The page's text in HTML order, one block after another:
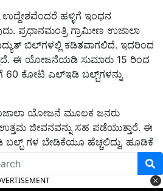
ಉದ್ದೇಶವೆಂದರೆ ಹಳ್ಳಿಗೆ ಇಂಧನ
ಪ್ರಧಾನಮಂತ್ರಿ ಗ್ರಾಮೀಣ ಉಜಾಲಾ
ಬಿಲ್‌ಗಳಲ್ಲಿ ಕಡಿತವಾಗಲಿದೆ. ಇದರಿಂದ
ಈ ಯೋಜನೆಯಡಿ ಸುಮಾರು 15 ರಿಂದ
60 ಕೋಟಿ ಎಲ್‌ಇಡಿ ಬಲ್ಬ್‌ಗಳನ್ನು
ಯೋಜನೆ ಮೂಲಕ ಜನರು
ಜೀವನವನ್ನು ಸಹ ಪಡೆಯುತ್ತಾರೆ. ಈ
ಗಳ ಬೇಡಿಕೆಯೂ ಹೆಚ್ಚಲಿದ್ದು, ಹೂಡಿಕೆ